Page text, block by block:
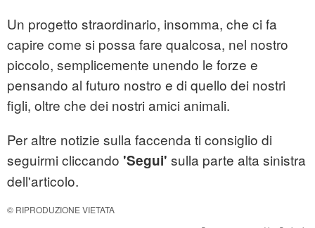
Un progetto straordinario, insomma, che ci fa
capire come si possa fare qualcosa, nel nostro
piccolo, semplicemente unendo le forze e
pensando al futuro nostro e di quello dei nostri
figli, oltre che dei nostri amici animali.
Per altre notizie sulla faccenda ti consiglio di
seguirmi cliccando 'Segui' sulla parte alta sinistra
dell'articolo.
© RIPRODUZIONE VIETATA